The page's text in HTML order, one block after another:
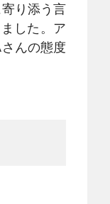
り添う言
した。ア
んの態度